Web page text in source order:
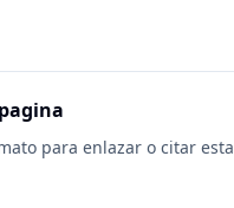
para enlazar o citar esta